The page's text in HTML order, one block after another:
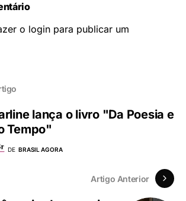
o login para publicar um
lança o livro "Da Poesia e
Tempo"
DE BRASIL AGORA
Artigo Anterior